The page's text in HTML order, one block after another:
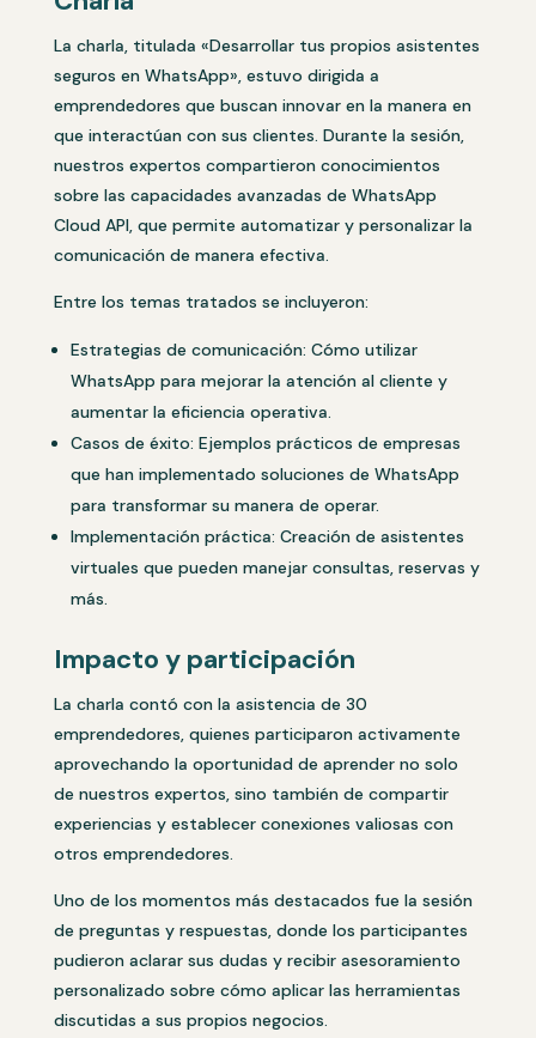
La charla, titulada «Desarrollar tus propios asistentes
seguros en WhatsApp», estuvo dirigida a
emprendedores que buscan innovar en la manera en
que interactúan con sus clientes. Durante la sesión,
nuestros expertos compartieron conocimientos
sobre las capacidades avanzadas de WhatsApp
Cloud API, que permite automatizar y personalizar la
comunicación de manera efectiva.
Entre los temas tratados se incluyeron:
Estrategias de comunicación: Cómo utilizar
WhatsApp para mejorar la atención al cliente y
aumentar la eficiencia operativa.
Casos de éxito: Ejemplos prácticos de empresas
que han implementado soluciones de WhatsApp
para transformar su manera de operar.
Implementación práctica: Creación de asistentes
virtuales que pueden manejar consultas, reservas y
más.
Impacto y participación
La charla contó con la asistencia de 30
emprendedores, quienes participaron activamente
aprovechando la oportunidad de aprender no solo
de nuestros expertos, sino también de compartir
experiencias y establecer conexiones valiosas con
otros emprendedores.
Uno de los momentos más destacados fue la sesión
de preguntas y respuestas, donde los participantes
pudieron aclarar sus dudas y recibir asesoramiento
personalizado sobre cómo aplicar las herramientas
discutidas a sus propios negocios.